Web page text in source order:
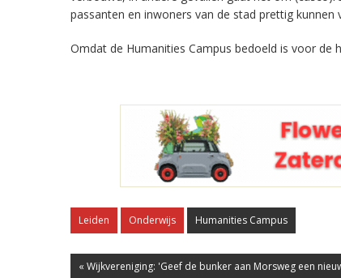
passanten en inwoners van de stad prettig kunnen
Omdat de Humanities Campus bedoeld is voor
Leiden Onderwijs Humanities Campus
« Wijkvereniging: 'Geef de bunker aan Morsweg een